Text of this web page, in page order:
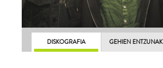
DISKOGRAFIA GEHIEN ENTZUNAK